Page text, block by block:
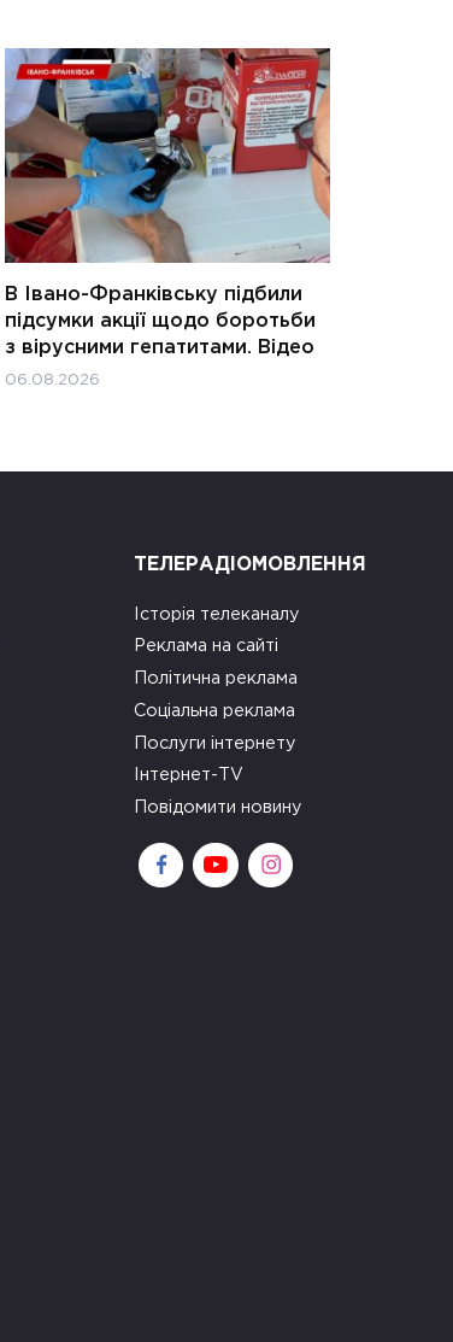
В Івано-Франківську підбили
підсумки акції щодо боротьби
з вірусними гепатитами. Відео
06.08.2026
ТЕЛЕРАДІОМОВЛЕННЯ
Історія телеканалу
Реклама на сайті
Політична реклама
Соціальна реклама
Послуги інтернету
Інтернет-TV
Повідомити новину